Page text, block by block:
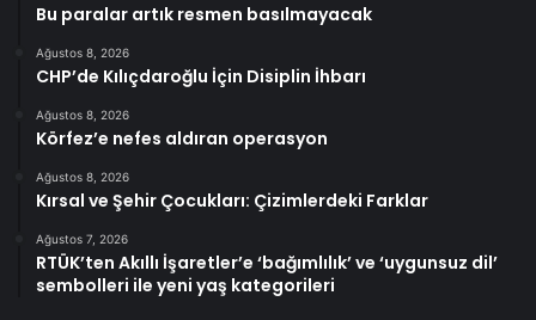
Bu paralar artık resmen basılmayacak
Ağustos 8, 2026
CHP’de Kılıçdaroğlu İçin Disiplin İhbarı
Ağustos 8, 2026
Körfez’e nefes aldıran operasyon
Ağustos 8, 2026
Kırsal ve Şehir Çocukları: Çizimlerdeki Farklar
Ağustos 7, 2026
RTÜK’ten Akıllı İşaretler’e ‘bağımlılık’ ve ‘uygunsuz dil’
sembolleri ile yeni yaş kategorileri